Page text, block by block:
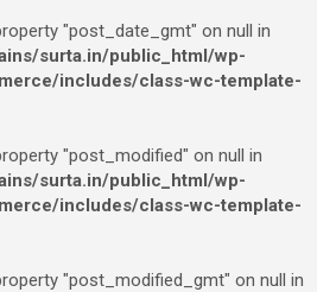
"post_date_gmt" on null in
surta.in/public_html/wp-
includes/class-wc-template-
"post_modified" on null in
surta.in/public_html/wp-
includes/class-wc-template-
"post_modified_gmt" on null in